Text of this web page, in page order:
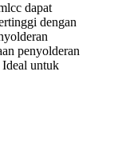
dapat
dengan
penyolderan
Ideal untuk